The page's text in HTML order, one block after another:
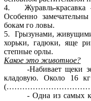
4. Журавль-
Особенно
бокам го ловы.
5. Грызунами,
хорьки, гадюки, яще
степные орлы.
Какое это животное?
-Набивает щеки
кладовую. Около 16
- Одна из самых